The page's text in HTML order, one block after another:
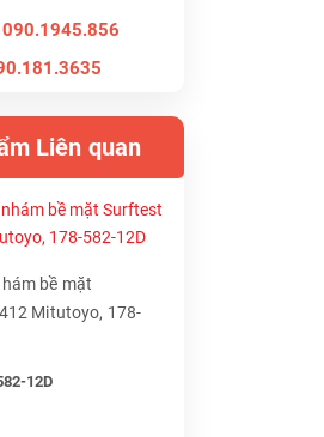
090.1945.856
Liên quan
bề mặt
Mitutoyo, 178-
12D